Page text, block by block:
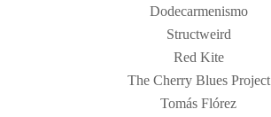
Dodecarmenismo
Structweird
Red Kite
The Cherry Blues Project
Tomás Flórez